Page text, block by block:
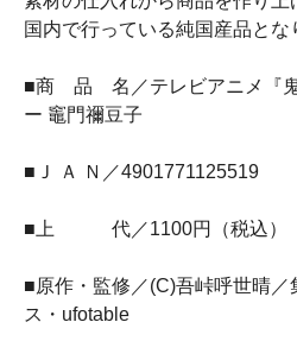
国内で行っている純国産品とな
■商 品 名／テレビアニメ『鬼
ー 竈門禰󠄀豆子
■Ｊ Ａ Ｎ／4901771125519
■上 代／1100円（税込）
■原作・監修／(C)吾峠呼世晴／
ス・ufotable